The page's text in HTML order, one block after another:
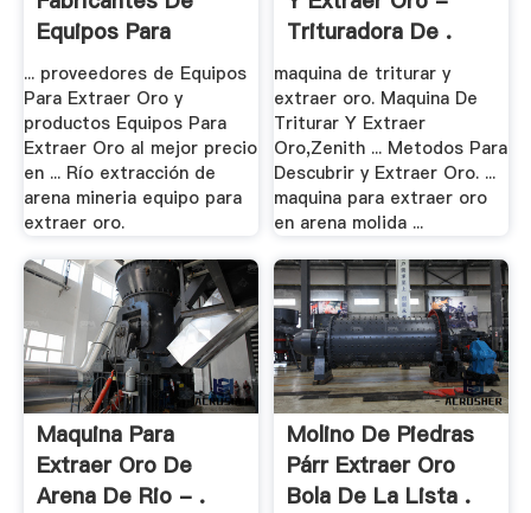
Equipos Para
Extraer .
... proveedores de Equipos
Para Extraer Oro y
productos Equipos Para
Extraer Oro al mejor precio
en ... Río extracción de
arena mineria equipo para
extraer oro.
Trituradora De .
maquina de triturar y
extraer oro. Maquina De
Triturar Y Extraer
Oro,Zenith ... Metodos Para
Descubrir y Extraer Oro. ...
maquina para extraer oro
en arena molida ...
Maquina Para
Extraer Oro De
Arena De Rio - .
Molino De Piedras
Párr Extraer Oro
Bola De La Lista .